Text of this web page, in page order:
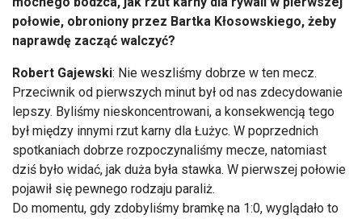
połowie, obroniony przez Bartka Kłosowskiego, żeby
naprawdę zacząć walczyć?
Robert Gajewski: Nie weszliśmy dobrze w ten mecz.
Przeciwnik od pierwszych minut był od nas zdecydowanie
lepszy. Byliśmy nieskoncentrowani, a konsekwencją tego
był między innymi rzut karny dla Łużyc. W poprzednich
spotkaniach dobrze rozpoczynaliśmy mecze, natomiast
dziś było widać, jak duża była stawka. W pierwszej połowie
pojawił się pewnego rodzaju paraliż.
Do momentu, gdy zdobyliśmy bramkę na 1:0, wyglądało to